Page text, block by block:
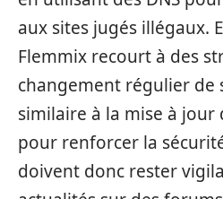
aux sites jugés illégaux.
Flemmix recourt à des
changement régulier de
similaire à la mise à jour
pour renforcer la
doivent donc rester